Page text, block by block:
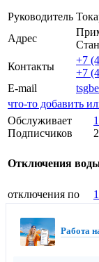
Руководитель
Адрес
Контакты
+7
+7
E-mail
что-то добавить
Обслуживает
Подписчиков
Отключения
отключения по
Работа